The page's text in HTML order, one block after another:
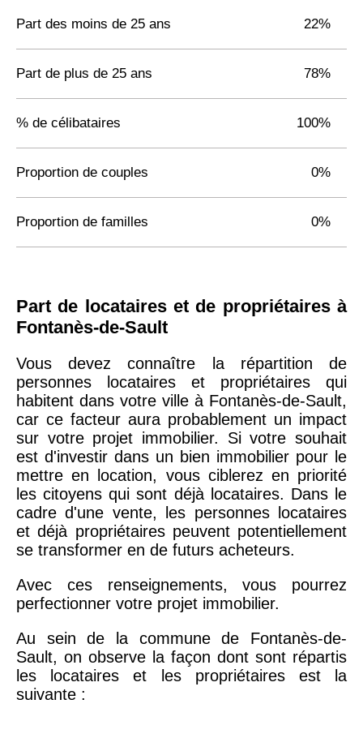
Part des moins de 25 ans 22%
Part de plus de 25 ans 78%
% de célibataires 100%
Proportion de couples 0%
Proportion de familles 0%
Part de locataires et de propriétaires à
Fontanès-de-Sault
Vous devez connaître la répartition de
personnes locataires et propriétaires qui
habitent dans votre ville à Fontanès-de-Sault,
car ce facteur aura probablement un impact
sur votre projet immobilier. Si votre souhait
est d'investir dans un bien immobilier pour le
mettre en location, vous ciblerez en priorité
les citoyens qui sont déjà locataires. Dans le
cadre d'une vente, les personnes locataires
et déjà propriétaires peuvent potentiellement
se transformer en de futurs acheteurs.
Avec ces renseignements, vous pourrez
perfectionner votre projet immobilier.
Au sein de la commune de Fontanès-de-
Sault, on observe la façon dont sont répartis
les locataires et les propriétaires est la
suivante :